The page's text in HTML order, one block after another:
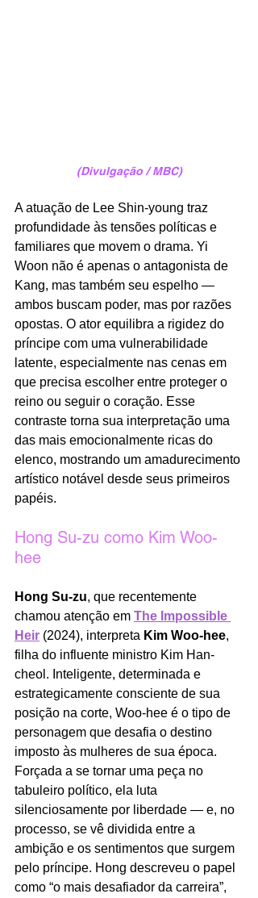
(Divulgação / MBC)
A atuação de Lee Shin-young traz
profundidade às tensões políticas e
familiares que movem o drama. Yi
Woon não é apenas o antagonista de
Kang, mas também seu espelho —
ambos buscam poder, mas por razões
opostas. O ator equilibra a rigidez do
príncipe com uma vulnerabilidade
latente, especialmente nas cenas em
que precisa escolher entre proteger o
reino ou seguir o coração. Esse
contraste torna sua interpretação uma
das mais emocionalmente ricas do
elenco, mostrando um amadurecimento
artístico notável desde seus primeiros
papéis.
Hong Su-zu como Kim Woo-
hee
Hong Su-zu, que recentemente
chamou atenção em The Impossible
Heir (2024), interpreta Kim Woo-hee,
filha do influente ministro Kim Han-
cheol. Inteligente, determinada e
estrategicamente consciente de sua
posição na corte, Woo-hee é o tipo de
personagem que desafia o destino
imposto às mulheres de sua época.
Forçada a se tornar uma peça no
tabuleiro político, ela luta
silenciosamente por liberdade — e, no
processo, se vê dividida entre a
ambição e os sentimentos que surgem
pelo príncipe. Hong descreveu o papel
como “o mais desafiador da carreira”,